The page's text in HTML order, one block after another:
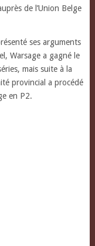
de l’Union Belge
ses arguments
Warsage a gagné le
mais suite à la
provincial a procédé
en P2.